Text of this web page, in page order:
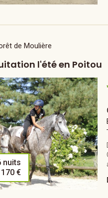
de Moulière
l'été en Poitou
nuits
€